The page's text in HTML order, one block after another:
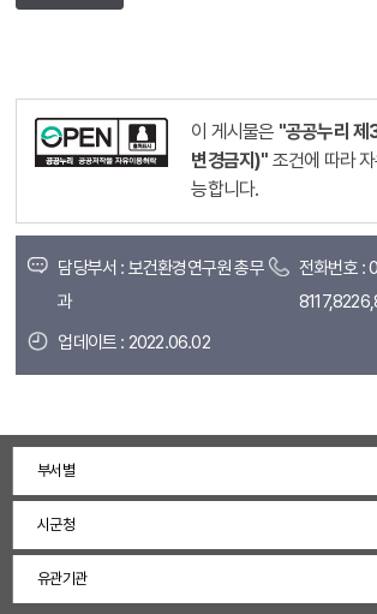
이 게시물은 "공공누리 제
변경금지)" 조건에 따라
능합니다.
담당부서 : 보건환경연구원 총무
과
전화번호
업데이트 : 2022.06.02
부서별
시군청
유관기관